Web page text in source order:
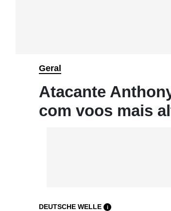
Geral
Atacante
com voos mais
DEUTSCHE WELLE i